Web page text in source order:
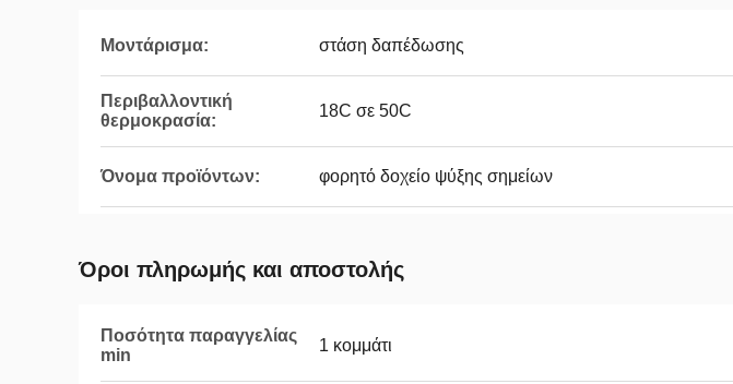
Μοντάρισμα: στάση δαπέδωσης
Περιβαλλοντική
θερμοκρασία:
18C σε 50C
Όνομα προϊόντων: φορητό δοχείο ψύξης σημείων
Όροι πληρωμής και αποστολής
Ποσότητα παραγγελίας
min
1 κομμάτι